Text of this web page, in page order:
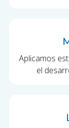
Aplicamos
el